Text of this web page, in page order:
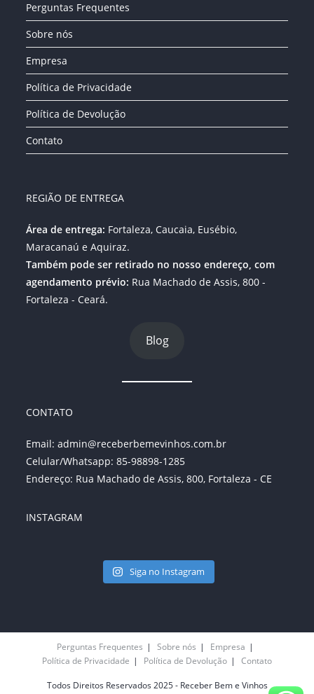
nova
aba
nova
aba
nova
Perguntas Frequentes
Sobre nós
Empresa
Política de Privacidade
Política de Devolução
Contato
REGIÃO DE ENTREGA
Área de entrega: Fortaleza, Caucaia, Eusébio,
Maracanaú e Aquiraz.
Também pode ser retirado no nosso endereço, com
agendamento prévio: Rua Machado de Assis, 800 -
Fortaleza - Ceará.
Blog
CONTATO
Email:admin@receberbemevinhos.com.br
Celular/Whatsapp: 85-98898-1285
Endereço: Rua Machado de Assis, 800, Fortaleza - CE
INSTAGRAM
Siga no Instagram
Perguntas Frequentes Sobre nós
Empresa
Política de Privacidade
Política de Devolução Contato
Todos Direitos Reservados 2025 - Receber Bem e Vinhos